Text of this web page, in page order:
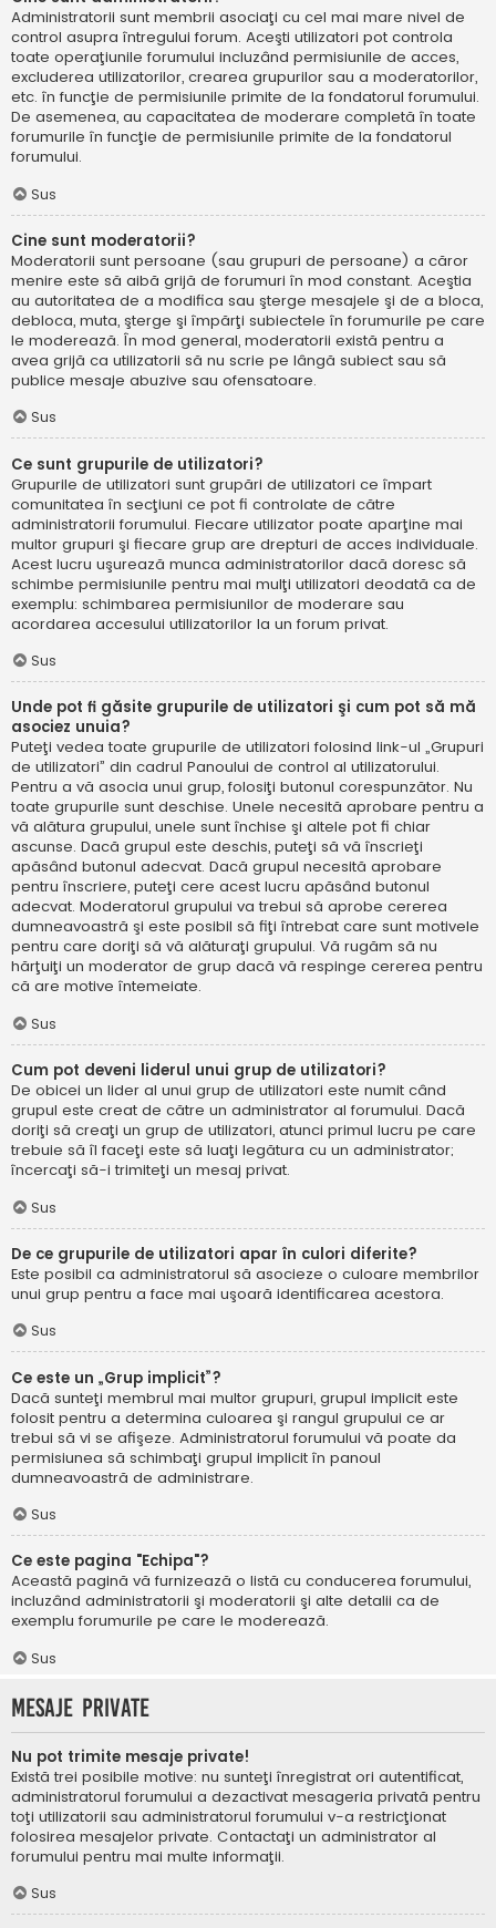
Administratorii sunt membrii asociaţi cu cel mai mare nivel de
control asupra întregului forum. Aceşti utilizatori pot controla
toate operaţiunile forumului incluzând permisiunile de acces,
excluderea utilizatorilor, crearea grupurilor sau a moderatorilor,
etc. în funcţie de permisiunile primite de la fondatorul forumului.
De asemenea, au capacitatea de moderare completă în toate
forumurile în funcţie de permisiunile primite de la fondatorul
forumului.
Sus
Cine sunt moderatorii?
Moderatorii sunt persoane (sau grupuri de persoane) a căror
menire este să aibă grijă de forumuri în mod constant. Aceştia
au autoritatea de a modifica sau şterge mesajele şi de a bloca,
debloca, muta, şterge şi împărţi subiectele în forumurile pe care
le moderează. În mod general, moderatorii există pentru a
avea grijă ca utilizatorii să nu scrie pe lângă subiect sau să
publice mesaje abuzive sau ofensatoare.
Sus
Ce sunt grupurile de utilizatori?
Grupurile de utilizatori sunt grupări de utilizatori ce împart
comunitatea în secţiuni ce pot fi controlate de către
administratorii forumului. Fiecare utilizator poate aparţine mai
multor grupuri şi fiecare grup are drepturi de acces individuale.
Acest lucru uşurează munca administratorilor dacă doresc să
schimbe permisiunile pentru mai mulţi utilizatori deodată ca de
exemplu: schimbarea permisiunilor de moderare sau
acordarea accesului utilizatorilor la un forum privat.
Sus
Unde pot fi găsite grupurile de utilizatori şi cum pot să mă
asociez unuia?
Puteţi vedea toate grupurile de utilizatori folosind link-ul „Grupuri
de utilizatori” din cadrul Panoului de control al utilizatorului.
Pentru a vă asocia unui grup, folosiţi butonul corespunzător. Nu
toate grupurile sunt deschise. Unele necesită aprobare pentru a
vă alătura grupului, unele sunt închise şi altele pot fi chiar
ascunse. Dacă grupul este deschis, puteţi să vă înscrieţi
apăsând butonul adecvat. Dacă grupul necesită aprobare
pentru înscriere, puteţi cere acest lucru apăsând butonul
adecvat. Moderatorul grupului va trebui să aprobe cererea
dumneavoastră şi este posibil să fiţi întrebat care sunt motivele
pentru care doriţi să vă alăturaţi grupului. Vă rugăm să nu
hărţuiţi un moderator de grup dacă vă respinge cererea pentru
că are motive întemeiate.
Sus
Cum pot deveni liderul unui grup de utilizatori?
De obicei un lider al unui grup de utilizatori este numit când
grupul este creat de către un administrator al forumului. Dacă
doriţi să creaţi un grup de utilizatori, atunci primul lucru pe care
trebuie să îl faceţi este să luaţi legătura cu un administrator;
încercaţi să-i trimiteţi un mesaj privat.
Sus
De ce grupurile de utilizatori apar în culori diferite?
Este posibil ca administratorul să asocieze o culoare membrilor
unui grup pentru a face mai uşoară identificarea acestora.
Sus
Ce este un „Grup implicit”?
Dacă sunteţi membrul mai multor grupuri, grupul implicit este
folosit pentru a determina culoarea şi rangul grupului ce ar
trebui să vi se afişeze. Administratorul forumului vă poate da
permisiunea să schimbaţi grupul implicit în panoul
dumneavoastră de administrare.
Sus
Ce este pagina "Echipa"?
Această pagină vă furnizează o listă cu conducerea forumului,
incluzând administratorii şi moderatorii şi alte detalii ca de
exemplu forumurile pe care le moderează.
Sus
Mesaje private
Nu pot trimite mesaje private!
Există trei posibile motive: nu sunteţi înregistrat ori autentificat,
administratorul forumului a dezactivat mesageria privată pentru
toţi utilizatorii sau administratorul forumului v-a restricţionat
folosirea mesajelor private. Contactaţi un administrator al
forumului pentru mai multe informaţii.
Sus